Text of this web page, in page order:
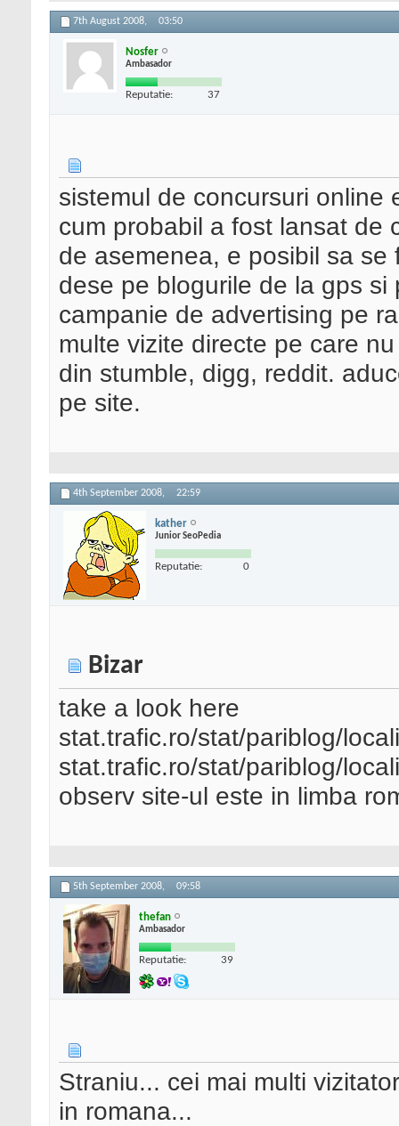
7th August 2008, 03:50
Nosfer
Ambasador
Reputatie: 37
sistemul de concursuri online
cum probabil a fost lansat de
de asemenea, e posibil sa
dese pe blogurile de la gps
campanie de advertising pe
multe vizite directe pe care
din stumble, digg, reddit.
pe site.
4th September 2008, 22:59
kather
Junior SeoPedia
Reputatie: 0
Bizar
take a look here
stat.trafic.ro/stat/pariblog/
stat.trafic.ro/stat/pariblog/
observ site-ul este in limba
5th September 2008, 09:58
thefan
Ambasador
Reputatie: 39
Straniu... cei mai multi
in romana...